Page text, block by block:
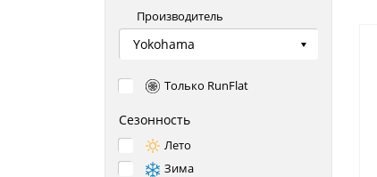
Производитель
Yokohama
Только RunFlat
Сезонность
Лето
Зима